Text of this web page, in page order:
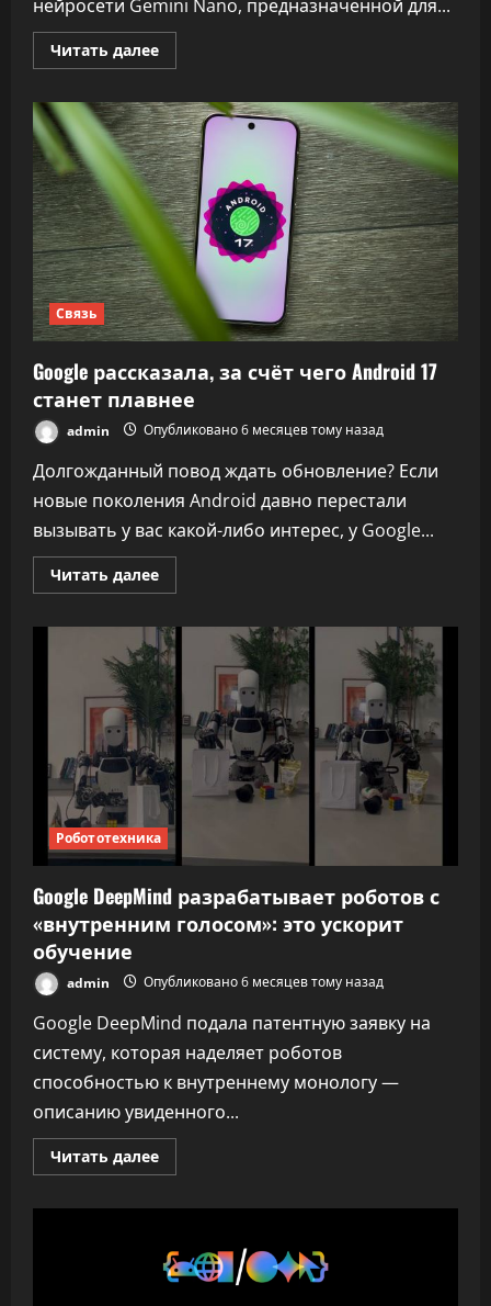
нейросети Gemini Nano, предназначенной для...
Читать далееПрочитать
больше
Chrome
начал
загружать
нейросеть
Gemini
без
согласия
пользователей
Связь
Google рассказала, за счёт чего Android 17
станет плавнее
admin Опубликовано 6 месяцев тому назад
Долгожданный повод ждать обновление? Если
новые поколения Android давно перестали
вызывать у вас какой-либо интерес, у Google...
Читать далееПрочитать
больше
рассказала,
за
счёт
чего
Android
17
станет
плавнее
Робототехника
Google DeepMind разрабатывает роботов с
«внутренним голосом»: это ускорит
обучение
admin Опубликовано 6 месяцев тому назад
Google DeepMind подала патентную заявку на
систему, которая наделяет роботов
способностью к внутреннему монологу —
описанию увиденного...
Читать далееПрочитать
больше
роботов
с
«внутренним
голосом»: